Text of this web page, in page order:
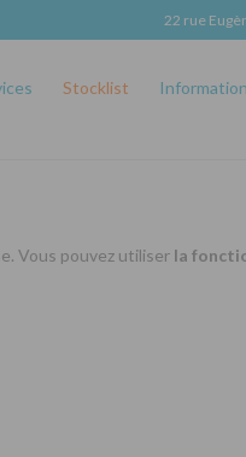
22 rue
Stocklist
Vous pouvez utiliser la